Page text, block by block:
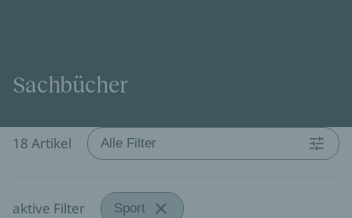
Sachbücher
18 Artikel Alle Filter
aktive Filter Sport